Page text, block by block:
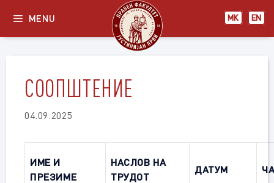
content
МК EN
MENU
СООПШТЕНИЕ
04.09.2025
ИМЕ И
ПРЕЗИМЕ
НАСЛОВ НА
ТРУДОТ
ДАТУМ